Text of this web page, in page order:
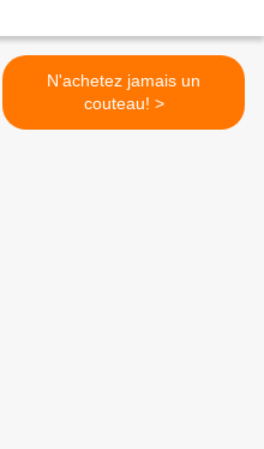
N'achetez jamais un
couteau! >